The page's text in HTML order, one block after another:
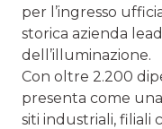
per l’ingresso
storica azienda
dell’illuminazione.
Con oltre 2.200
presenta come
siti industriali, filiali